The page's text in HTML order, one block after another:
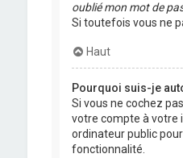
oublié mon mot de
Si toutefois vous ne
Haut
Pourquoi suis-je
Si vous ne cochez
votre compte à votre
ordinateur public
fonctionnalité.